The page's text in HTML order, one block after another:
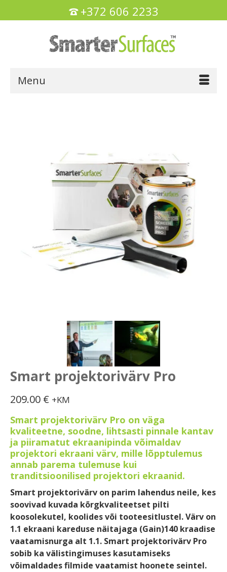
+372 606 2233
Menu
Smart projektorivärv Pro
209.00 € +KM
Smart projektorivärv Pro on väga
kvaliteetne, soodne, lihtsasti pinnale kantav
ja piiramatut ekraanipinda võimaldav
projektori ekraani värv, mille lõpptulemus
annab parema tulemuse kui
tranditsioonilised projektori ekraanid.
Smart projektorivärv on parim lahendus neile, kes
soovivad kuvada kõrgkvaliteetset pilti
koosolekutel, koolides või tooteesitlustel. Värv on
1.1 ekraani kareduse näitajaga (Gain)140 kraadise
vaatamisnurga alt 1.1. Smart projektorivärv Pro
sobib ka välistingimuses kasutamiseks
võimaldades filmide vaatamist hoonete seintel.